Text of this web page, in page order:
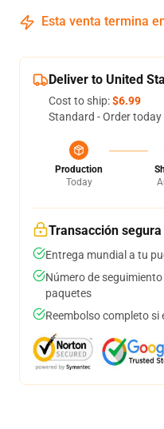
Esta venta termina
Deliver to United
Cost to ship:$6.99
Standard - Order
Production
Today
Transacción segura
Entrega mundial a tu
Número de
paquetes
Reembolso completo